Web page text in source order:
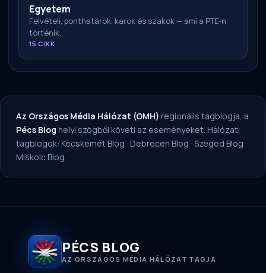
Egyetem
Felvételi, ponthatárok, karok és szakok — ami a PTE-n
történik.
15 CIKK
Az Országos Média Hálózat (OMH) regionális tagblogja, a
Pécs Blog helyi szögből követi az eseményeket. Hálózati
tagblogok: Kecskemét Blog · Debrecen Blog · Szeged Blog ·
Miskolc Blog.
PÉCS BLOG
AZ ORSZÁGOS MÉDIA HÁLÓZAT TAGJA